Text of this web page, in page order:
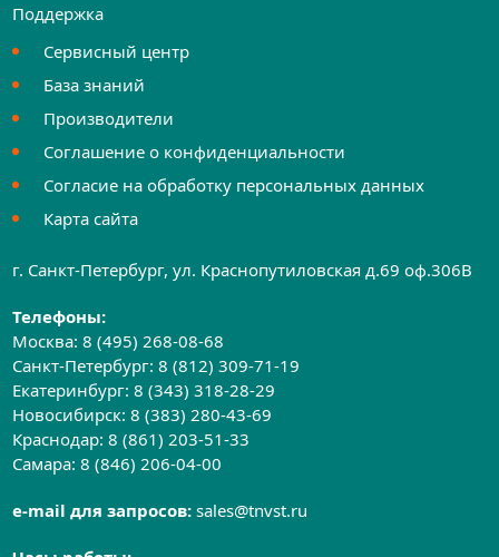
Поддержка
Сервисный центр
База знаний
Производители
Соглашение о конфиденциальности
Согласие на обработку персональных данных
Карта сайта
г. Санкт-Петербург, ул. Краснопутиловская д.69 оф.306B
Телефоны:
Москва:8 (495) 268-08-68
Санкт-Петербург:8 (812) 309-71-19
Екатеринбург:8 (343) 318-28-29
Новосибирск:8 (383) 280-43-69
Краснодар:8 (861) 203-51-33
Самара:8 (846) 206-04-00
e-mail для запросов:sales@tnvst.ru